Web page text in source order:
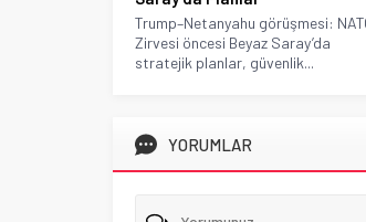
Trump–Netanyahu görüşmesi: NATO
Zirvesi öncesi Beyaz Saray’da
stratejik planlar, güvenlik...
YORUMLAR